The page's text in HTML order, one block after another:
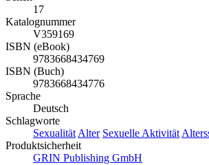
17
Katalognummer
V359169
ISBN (eBook)
9783668434769
ISBN (Buch)
9783668434776
Sprache
Deutsch
Schlagworte
Sexualität Alter Sexuelle Aktivität
Produktsicherheit
GRIN Publishing GmbH